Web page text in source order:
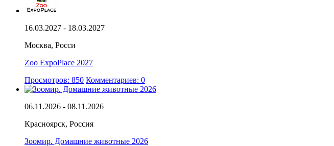
16.03.2027 - 18.03.2027
Москва, Росси
Zoo ExpoPlace 2027
Просмотров: 850 Комментариев: 0
06.11.2026 - 08.11.2026
Красноярск, Россия
Зоомир. Домашние животные 2026